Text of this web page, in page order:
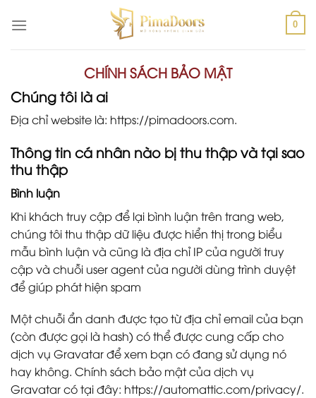
đến
0
CHÍNH SÁCH BẢO MẬT
Chúng tôi là ai
Địa chỉ website là: https://pimadoors.com.
Thông tin cá nhân nào bị thu thập và tại sao
thu thập
Bình luận
Khi khách truy cập để lại bình luận trên trang web,
chúng tôi thu thập dữ liệu được hiển thị trong biểu
mẫu bình luận và cũng là địa chỉ IP của người truy
cập và chuỗi user agent của người dùng trình duyệt
để giúp phát hiện spam
Một chuỗi ẩn danh được tạo từ địa chỉ email của bạn
(còn được gọi là hash) có thể được cung cấp cho
dịch vụ Gravatar để xem bạn có đang sử dụng nó
hay không. Chính sách bảo mật của dịch vụ
Gravatar có tại đây: https://automattic.com/privacy/.